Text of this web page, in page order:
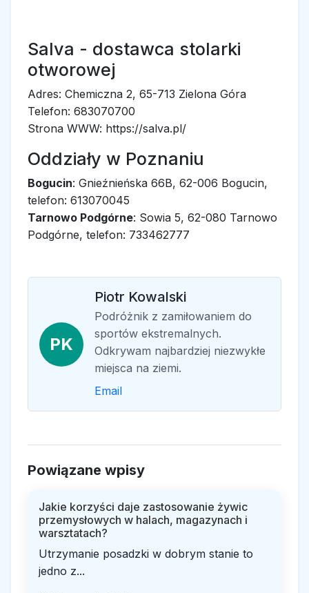
Salva - dostawca stolarki
otworowej
Adres: Chemiczna 2, 65-713 Zielona Góra
Telefon: 683070700
Strona WWW: https://salva.pl/
Oddziały w Poznaniu
Bogucin: Gnieźnieńska 66B, 62-006 Bogucin,
telefon: 613070045
Tarnowo Podgórne: Sowia 5, 62-080 Tarnowo
Podgórne, telefon: 733462777
PK
Piotr Kowalski
Podróżnik z zamiłowaniem do
sportów ekstremalnych.
Odkrywam najbardziej niezwykłe
miejsca na ziemi.
Email
Powiązane wpisy
Jakie korzyści daje zastosowanie żywic
przemysłowych w halach, magazynach i
warsztatach?
Utrzymanie posadzki w dobrym stanie to
jedno z...